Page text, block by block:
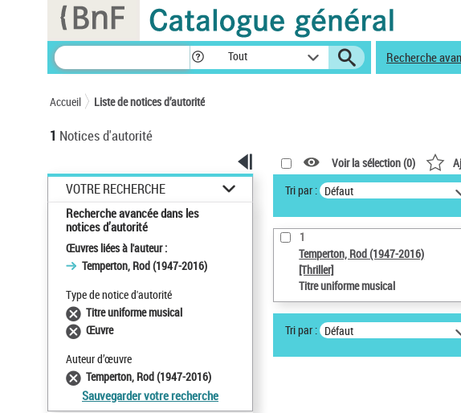
Tout Recherche
Accueil Liste de notices d’autorité
1 Notices d'autorité
VOTRE RECHERCHE
Recherche avancée dans les
notices d’autorité
Œuvres liées à l'auteur :
Temperton, Rod (1947-2016)
Type de notice d'autorité
Titre uniforme musical
Œuvre
Auteur d’œuvre
Temperton, Rod (1947-2016)
Sauvegarder votre recherche
Voir la sélection (0)
Tri par : Défaut
1
Temperton, Rod (1947-2016)
[Thriller]
Titre uniforme musical
Tri par : Défaut
Panneau de gestion des cookies